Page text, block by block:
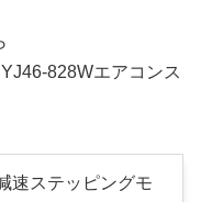
828Wエアコンス
速ステッピングモ